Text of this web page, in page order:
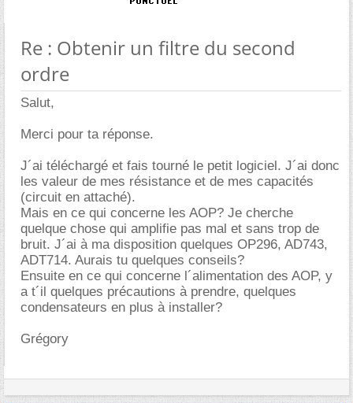
Re : Obtenir un filtre du second
ordre
Salut,
Merci pour ta réponse.
J´ai téléchargé et fais tourné le petit logiciel. J´ai donc
les valeur de mes résistance et de mes capacités
(circuit en attaché).
Mais en ce qui concerne les AOP? Je cherche
quelque chose qui amplifie pas mal et sans trop de
bruit. J´ai à ma disposition quelques OP296, AD743,
ADT714. Aurais tu quelques conseils?
Ensuite en ce qui concerne l´alimentation des AOP, y
a t´il quelques précautions à prendre, quelques
condensateurs en plus à installer?
Grégory